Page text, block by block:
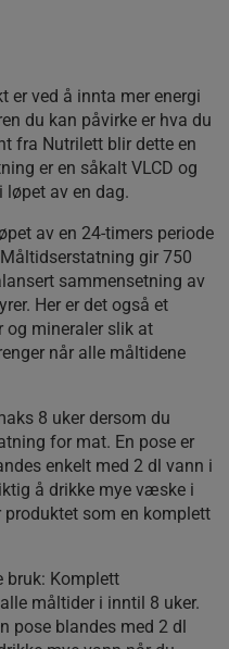
er ved å innta mer energi
du kan påvirke er hva du
fra Nutrilett blir dette en
er en såkalt VLCD og
løpet av en dag.
av en 24-timers periode
gir 750
sammensetning av
Her er det også et
og mineraler slik at
når alle måltidene
8 uker dersom du
for mat. En pose er
enkelt med 2 dl vann i
å drikke mye væske i
som en komplett
bruk: Komplett
måltider i inntil 8 uker.
pose blandes med 2 dl